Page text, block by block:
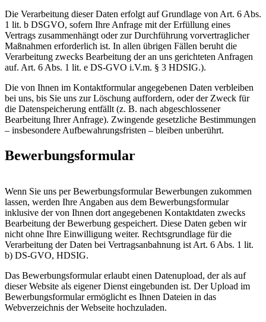
Die Verarbeitung dieser Daten erfolgt auf Grundlage von Art. 6 Abs.
1 lit. b DSGVO, sofern Ihre Anfrage mit der Erfüllung eines
Vertrags zusammenhängt oder zur Durchführung vorvertraglicher
Maßnahmen erforderlich ist. In allen übrigen Fällen beruht die
Verarbeitung zwecks Bearbeitung der an uns gerichteten Anfragen
auf. Art. 6 Abs. 1 lit. e DS-GVO i.V.m. § 3 HDSIG.).
Die von Ihnen im Kontaktformular angegebenen Daten verbleiben
bei uns, bis Sie uns zur Löschung auffordern, oder der Zweck für
die Datenspeicherung entfällt (z. B. nach abgeschlossener
Bearbeitung Ihrer Anfrage). Zwingende gesetzliche Bestimmungen
– insbesondere Aufbewahrungsfristen – bleiben unberührt.
Bewerbungsformular
Wenn Sie uns per Bewerbungsformular Bewerbungen zukommen
lassen, werden Ihre Angaben aus dem Bewerbungsformular
inklusive der von Ihnen dort angegebenen Kontaktdaten zwecks
Bearbeitung der Bewerbung gespeichert. Diese Daten geben wir
nicht ohne Ihre Einwilligung weiter. Rechtsgrundlage für die
Verarbeitung der Daten bei Vertragsanbahnung ist Art. 6 Abs. 1 lit.
b) DS-GVO, HDSIG.
Das Bewerbungsformular erlaubt einen Datenupload, der als auf
dieser Website als eigener Dienst eingebunden ist. Der Upload im
Bewerbungsformular ermöglicht es Ihnen Dateien in das
Webverzeichnis der Webseite hochzuladen.